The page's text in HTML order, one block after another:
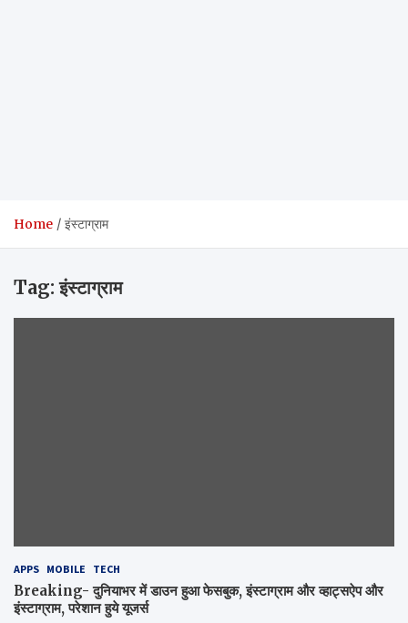
Home इंस्टाग्राम
Tag:इंस्टाग्राम
APPS MOBILE TECH
Breaking- दुनियाभर में डाउन हुआ फेसबुक, इंस्टाग्राम और व्हाट्सऐप और
इंस्टाग्राम, परेशान हुये यूजर्स